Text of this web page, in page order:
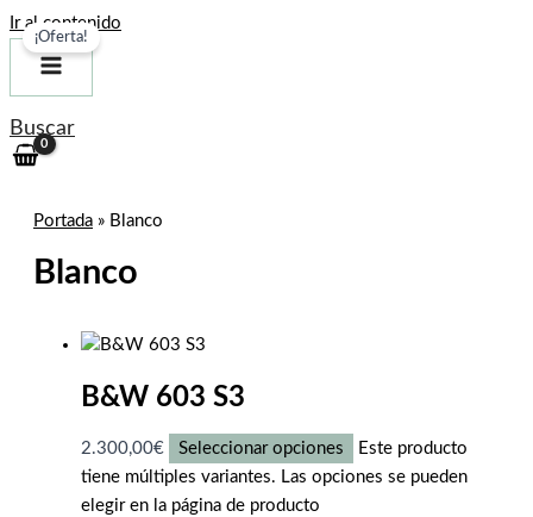
Ir al contenido
Buscar
Portada » Blanco
Blanco
B&W 603 S3
2.300,00€ Seleccionar opciones
Este producto
tiene múltiples variantes. Las opciones se pueden
elegir en la página de producto
¡Oferta!